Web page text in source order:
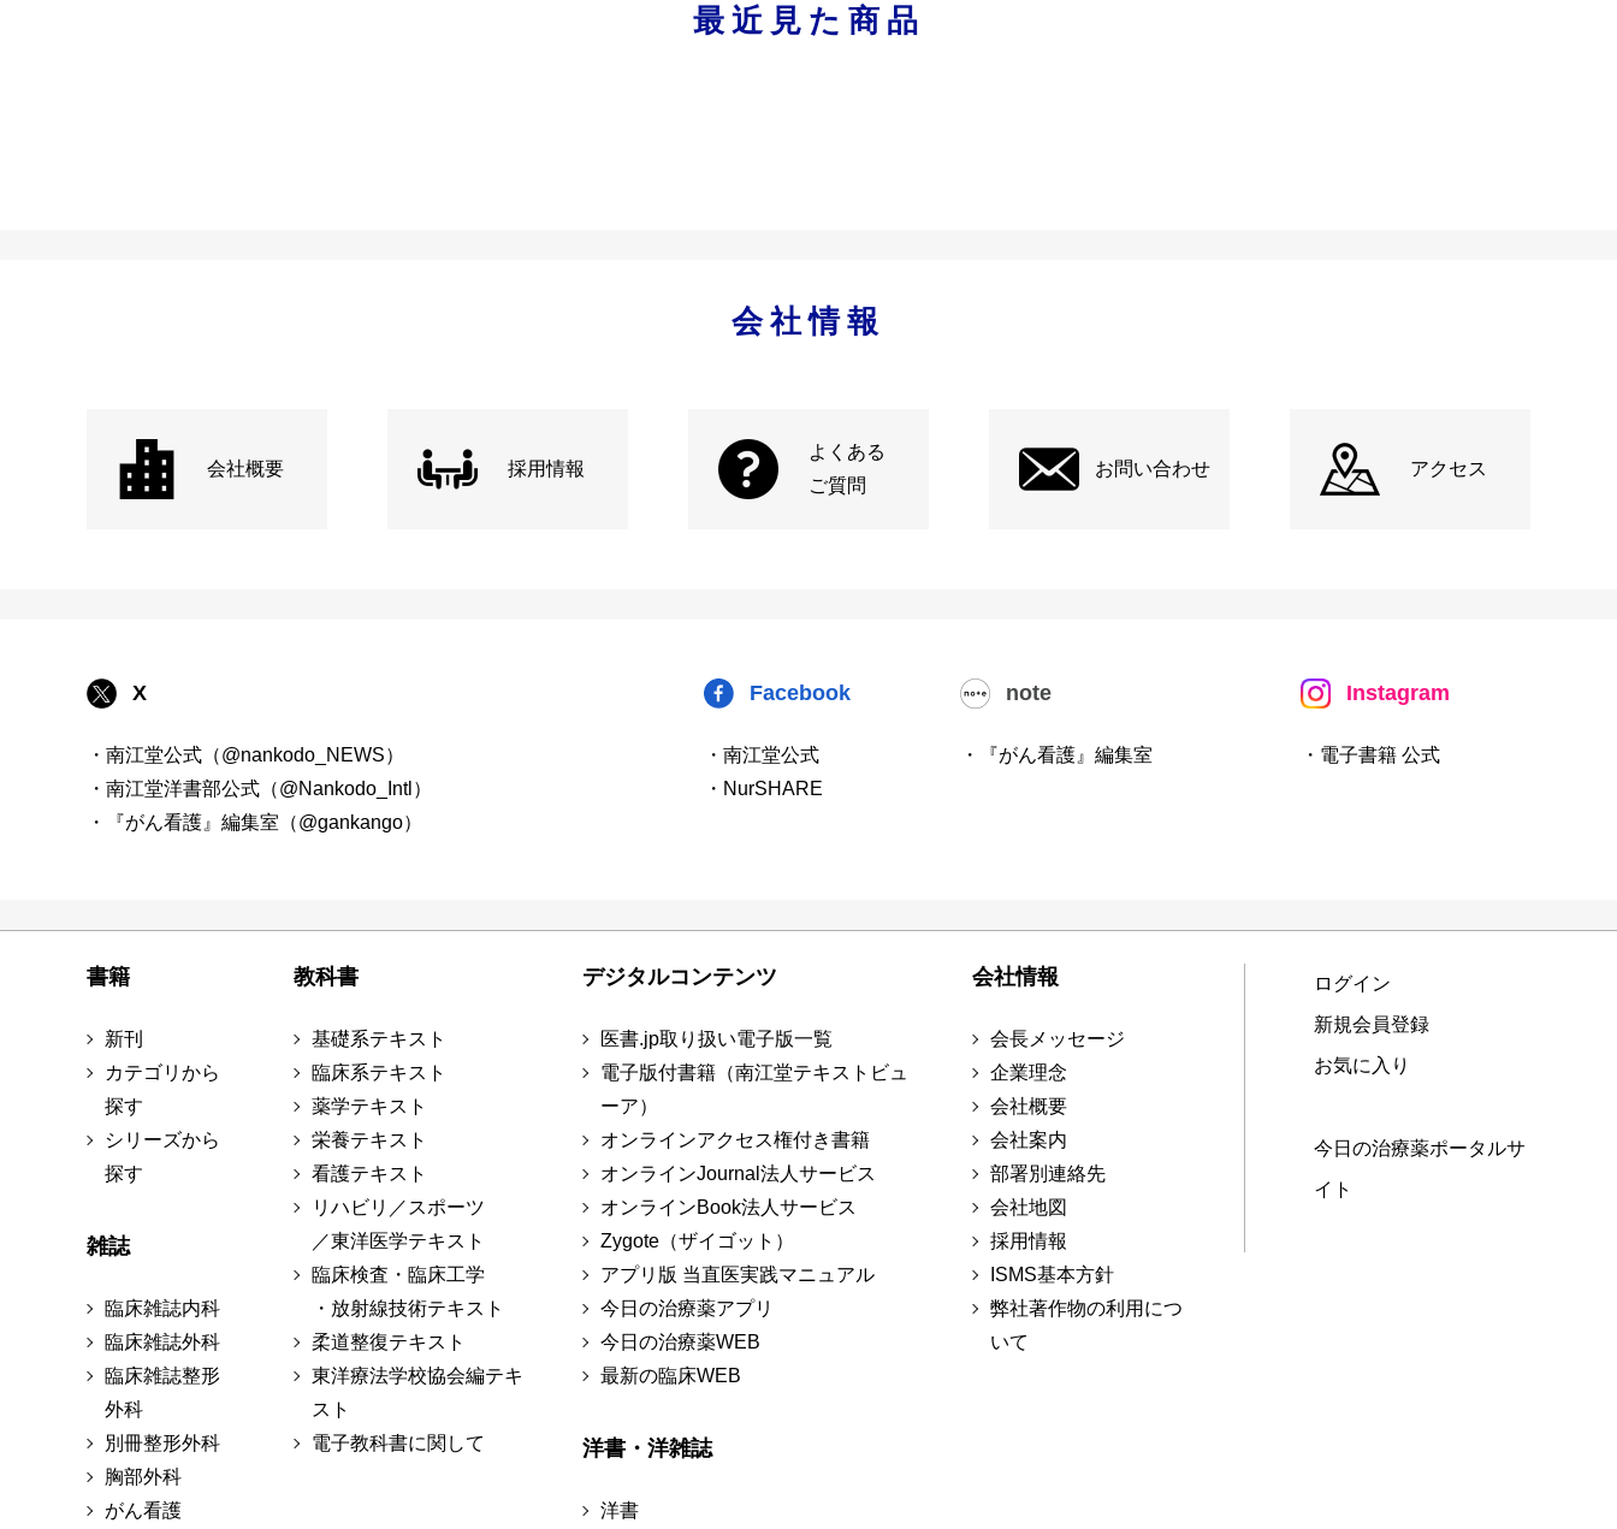
最近見た商品
会社情報
会社概要 採用情報
よくある
ご質問
お問い合わせ アクセス
X
・南江堂公式（@nankodo_NEWS）
・南江堂洋書部公式（@Nankodo_Intl）
・『がん看護』編集室（@gankango）
Facebook
・南江堂公式
・NurSHARE
note
・『がん看護』編集室
Instagram
・電子書籍 公式
書籍
新刊
カテゴリから
探す
シリーズから
探す
雑誌
臨床雑誌内科
臨床雑誌外科
臨床雑誌整形
外科
別冊整形外科
胸部外科
がん看護
教科書
基礎系テキスト
臨床系テキスト
薬学テキスト
栄養テキスト
看護テキスト
リハビリ／スポーツ
／東洋医学テキスト
臨床検査・臨床工学
・放射線技術テキスト
柔道整復テキスト
東洋療法学校協会編テキ
スト
電子教科書に関して
デジタルコンテンツ
医書.jp取り扱い電子版一覧
電子版付書籍（南江堂テキストビュ
ーア）
オンラインアクセス権付き書籍
オンラインJournal法人サービス
オンラインBook法人サービス
Zygote（ザイゴット）
アプリ版 当直医実践マニュアル
今日の治療薬アプリ
今日の治療薬WEB
最新の臨床WEB
洋書・洋雑誌
洋書
会社情報
会長メッセージ
企業理念
会社概要
会社案内
部署別連絡先
会社地図
採用情報
ISMS基本方針
弊社著作物の利用につ
いて
ログイン
新規会員登録
お気に入り
今日の治療薬ポータルサ
イト